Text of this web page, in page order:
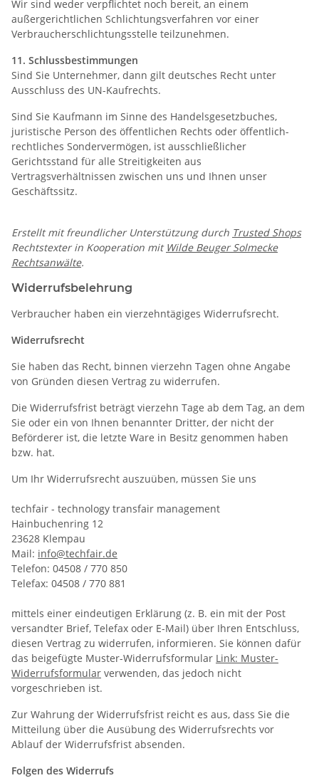
Wir sind weder verpflichtet noch bereit, an einem
außergerichtlichen Schlichtungsverfahren vor einer
Verbraucherschlichtungsstelle teilzunehmen.
11. Schlussbestimmungen
Sind Sie Unternehmer, dann gilt deutsches Recht unter
Ausschluss des UN-Kaufrechts.
Sind Sie Kaufmann im Sinne des Handelsgesetzbuches,
juristische Person des öffentlichen Rechts oder öffentlich-
rechtliches Sondervermögen, ist ausschließlicher
Gerichtsstand für alle Streitigkeiten aus
Vertragsverhältnissen zwischen uns und Ihnen unser
Geschäftssitz.
Erstellt mit freundlicher Unterstützung durch Trusted Shops
Rechtstexter in Kooperation mit Wilde Beuger Solmecke
Rechtsanwälte.
Widerrufsbelehrung
Verbraucher haben ein vierzehntägiges Widerrufsrecht.
Widerrufsrecht
Sie haben das Recht, binnen vierzehn Tagen ohne Angabe
von Gründen diesen Vertrag zu widerrufen.
Die Widerrufsfrist beträgt vierzehn Tage ab dem Tag, an dem
Sie oder ein von Ihnen benannter Dritter, der nicht der
Beförderer ist, die letzte Ware in Besitz genommen haben
bzw. hat.
Um Ihr Widerrufsrecht auszuüben, müssen Sie uns
techfair - technology transfair management
Hainbuchenring 12
23628 Klempau
Mail: info@techfair.de
Telefon: 04508 / 770 850
Telefax: 04508 / 770 881
mittels einer eindeutigen Erklärung (z. B. ein mit der Post
versandter Brief, Telefax oder E-Mail) über Ihren Entschluss,
diesen Vertrag zu widerrufen, informieren. Sie können dafür
das beigefügte Muster-Widerrufsformular Link: Muster-
Widerrufsformular verwenden, das jedoch nicht
vorgeschrieben ist.
Zur Wahrung der Widerrufsfrist reicht es aus, dass Sie die
Mitteilung über die Ausübung des Widerrufsrechts vor
Ablauf der Widerrufsfrist absenden.
Folgen des Widerrufs